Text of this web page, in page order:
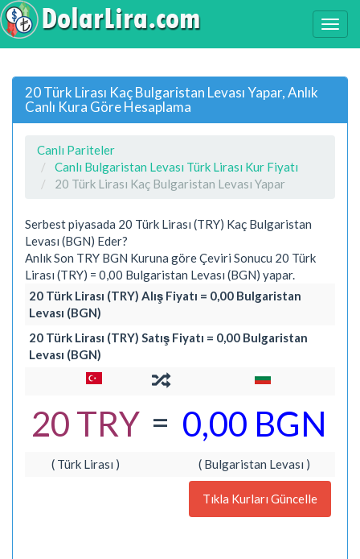
20 Türk Lirası Kaç Bulgaristan Levası Yapar, Anlık
Canlı Kura Göre Hesaplama
Canlı Pariteler
Canlı Bulgaristan Levası Türk Lirası Kur Fiyatı
20 Türk Lirası Kaç Bulgaristan Levası Yapar
Serbest piyasada 20 Türk Lirası (TRY) Kaç Bulgaristan
Levası (BGN) Eder?
Anlık Son TRY BGN Kuruna göre Çeviri Sonucu 20 Türk
Lirası (TRY) = 0,00 Bulgaristan Levası (BGN) yapar.
20 Türk Lirası (TRY) Alış Fiyatı = 0,00 Bulgaristan
Levası (BGN)
20 Türk Lirası (TRY) Satış Fiyatı = 0,00 Bulgaristan
Levası (BGN)
20 TRY = 0,00 BGN
( Türk Lirası ) ( Bulgaristan Levası )
Tıkla Kurları Güncelle